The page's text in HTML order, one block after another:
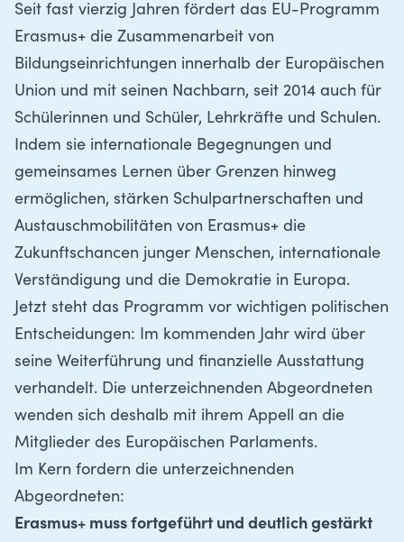
Seit fast vierzig Jahren fördert das EU-Programm
Erasmus+ die Zusammenarbeit von
Bildungseinrichtungen innerhalb der Europäischen
Union und mit seinen Nachbarn, seit 2014 auch für
Schülerinnen und Schüler, Lehrkräfte und Schulen.
Indem sie internationale Begegnungen und
gemeinsames Lernen über Grenzen hinweg
ermöglichen, stärken Schulpartnerschaften und
Austauschmobilitäten von Erasmus+ die
Zukunftschancen junger Menschen, internationale
Verständigung und die Demokratie in Europa.
Jetzt steht das Programm vor wichtigen politischen
Entscheidungen: Im kommenden Jahr wird über
seine Weiterführung und finanzielle Ausstattung
verhandelt. Die unterzeichnenden Abgeordneten
wenden sich deshalb mit ihrem Appell an die
Mitglieder des Europäischen Parlaments.
Im Kern fordern die unterzeichnenden
Abgeordneten:
Erasmus+ muss fortgeführt und deutlich gestärkt